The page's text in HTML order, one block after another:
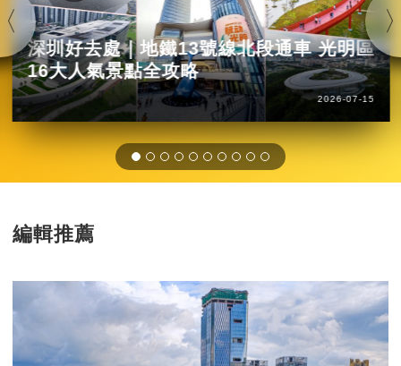
深圳好去處｜地鐵13號線北段通車 光明區
16大人氣景點全攻略
2026-07-15
編輯推薦